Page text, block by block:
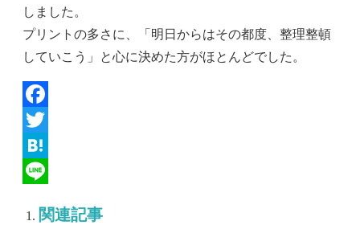
しました。
プリントの多さに、「明日からはその都度、整理整頓
していこう」と心に決めた方がほとんどでした。
Facebook
Twitter
Hatena
関連記事